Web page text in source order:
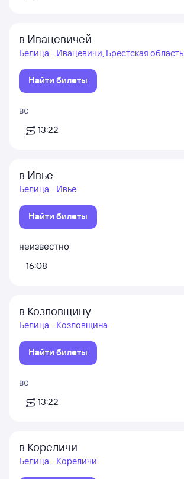
в Ивацевичей
Белица - Ивацевичи, Брестская область
Найти билеты
вс
13:22
в Ивье
Белица - Ивье
Найти билеты
неизвестно
16:08
в Козловщину
Белица - Козловщина
Найти билеты
вс
13:22
в Кореличи
Белица - Кореличи